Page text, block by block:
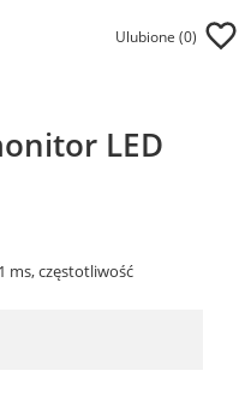
Ulubione (0)
LED
ms, częstotliwość